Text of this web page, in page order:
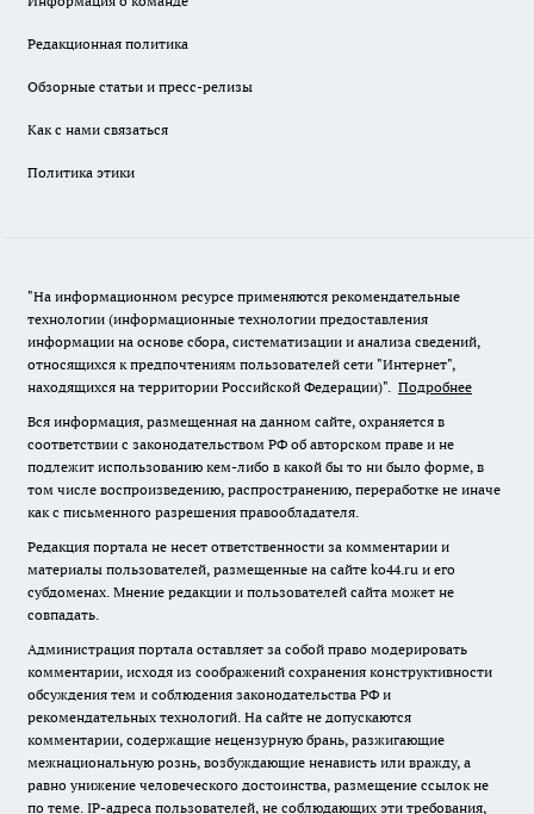
Редакционная политика
Обзорные статьи и пресс-релизы
Как с нами связаться
Политика этики
"На информационном ресурсе применяются рекомендательные
технологии (информационные технологии предоставления
информации на основе сбора, систематизации и анализа сведений,
относящихся к предпочтениям пользователей сети "Интернет",
находящихся на территории Российской Федерации)". Подробнее
Вся информация, размещенная на данном сайте, охраняется в
соответствии с законодательством РФ об авторском праве и не
подлежит использованию кем-либо в какой бы то ни было форме, в
том числе воспроизведению, распространению, переработке не иначе
как с письменного разрешения правообладателя.
Редакция портала не несет ответственности за комментарии и
материалы пользователей, размещенные на сайте ko44.ru и его
субдоменах. Мнение редакции и пользователей сайта может не
совпадать.
Администрация портала оставляет за собой право модерировать
комментарии, исходя из соображений сохранения конструктивности
обсуждения тем и соблюдения законодательства РФ и
рекомендательных технологий. На сайте не допускаются
комментарии, содержащие нецензурную брань, разжигающие
межнациональную рознь, возбуждающие ненависть или вражду, а
равно унижение человеческого достоинства, размещение ссылок не
по теме. IP-адреса пользователей, не соблюдающих эти требования,